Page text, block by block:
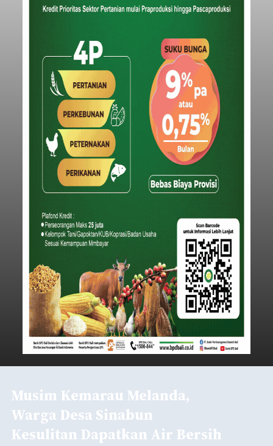
Musim Kemarau Melanda,
Warga Desa Sinabun
Kesulitan Dapatkan Air Bersih